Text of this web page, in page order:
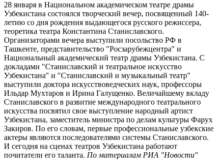
28 января в Национальном академическом театре драмы
Узбекистана состоялся творческий вечер, посвященный 140-
летию со дня рождения выдающегося русского режиссера,
теоретика театра Константина Станиславского.
Организаторами вечера выступили посольство РФ в
Ташкенте, представительство "Росзарубежцентра" и
Национальный академический театр драмы Узбекистана. С
докладами "Станиславский и театральное искусство
Узбекистана" и "Станиславский и музыкальный театр"
выступили доктора искусствоведческих наук, профессоры
Ильдар Мухтаров и Ирина Галущенко. Величайшему вкладу
Станиславского в развитие международного театрального
искусства посвятил свое выступление народный артист
Узбекистана, заместитель министра по делам культуры Фарух
Закиров. По его словам, первые профессиональные узбекские
актеры являются последователями системы Станиславского.
И сегодня на сценах театров Узбекистана работают
почитатели его таланта. По материалам РИА "Новости"